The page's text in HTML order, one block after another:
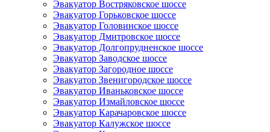
Эвакуатор Востряковское шоссе
Эвакуатор Горьковское шоссе
Эвакуатор Головинское шоссе
Эвакуатор Дмитровское шоссе
Эвакуатор Долгопрудненское шоссе
Эвакуатор Заводское шоссе
Эвакуатор Загородное шоссе
Эвакуатор Звенигородское шоссе
Эвакуатор Иваньковское шоссе
Эвакуатор Измайловское шоссе
Эвакуатор Карачаровское шоссе
Эвакуатор Калужское шоссе